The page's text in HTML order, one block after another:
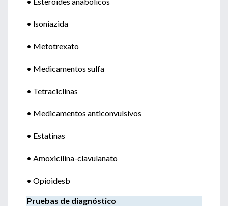
• lsoniazida
• Metotrexato
• Medicamentos sulfa
• Tetraciclinas
• Medicamentos anticonvulsivos
• Estatinas
• Amoxicilina-clavulanato
• Opioidesb
Pruebas de diagnóstico